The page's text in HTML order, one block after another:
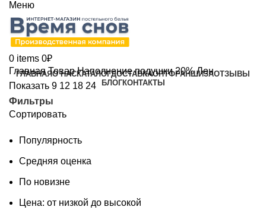
Меню
0 items 0₽
ГЛАВНАЯО НАСКАТАЛОГДОСТАВКАОПТФРАНШИЗАОТЗЫВЫ
БЛОГКОНТАКТЫ
ГлавнаяТовар Наполнение подушки20% Лен
Показать 9 12 18 24
Фильтры
Сортировать
Популярность
Средняя оценка
По новизне
Цена: от низкой до высокой